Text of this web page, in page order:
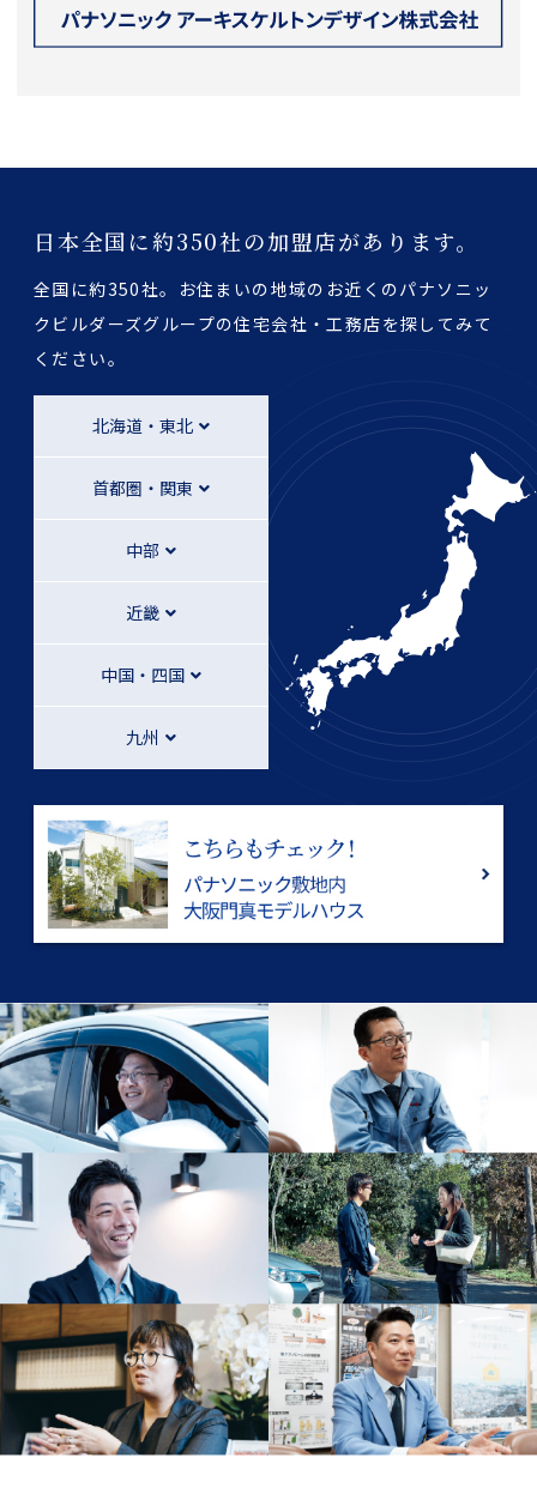
日本全国に約350社の加盟店があります。
全国に約350社。お住まいの地域のお近くのパナソニッ
クビルダーズグループの住宅会社・工務店を探してみて
ください。
北海道・東北
首都圏・関東
中部
近畿
中国・四国
九州